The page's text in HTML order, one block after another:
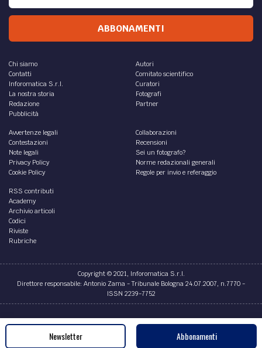
ABBONAMENTI
Chi siamo
Contatti
Inforomatica S.r.l.
La nostra storia
Redazione
Pubblicità
Autori
Comitato scientifico
Curatori
Fotografi
Partner
Avvertenze legali
Contestazioni
Note legali
Privacy Policy
Cookie Policy
Collaborazioni
Recensioni
Sei un fotografo?
Norme redazionali generali
Regole per invio e referaggio
RSS contributi
Academy
Archivio articoli
Codici
Riviste
Rubriche
Copyright © 2021, Inforomatica S.r.l.
Direttore responsabile: Antonio Zama - Tribunale Bologna 24.07.2007, n.7770 -
ISSN 2239-7752
Credits
Newsletter Abbonamenti